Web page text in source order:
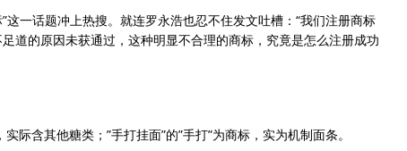
这一话题冲上热搜。就连罗永浩也忍不住发文吐槽：“我们注册商标
道的原因未获通过，这种明显不合理的商标，究竟是怎么注册成功
际含其他糖类；”手打挂面”的”手打”为商标，实为机制面条。‌‌